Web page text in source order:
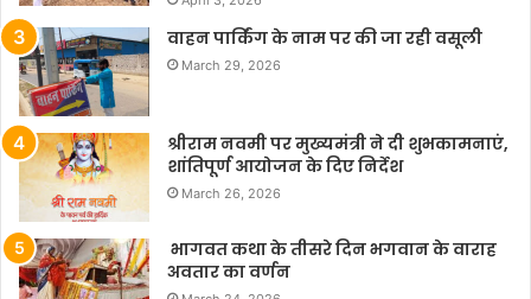
वाहन पार्किंग के नाम पर की जा रही वसूली
March 29, 2026
श्रीराम नवमी पर मुख्यमंत्री ने दी शुभकामनाएं,
शांतिपूर्ण आयोजन के दिए निर्देश
March 26, 2026
भागवत कथा के तीसरे दिन भगवान के वाराह
अवतार का वर्णन